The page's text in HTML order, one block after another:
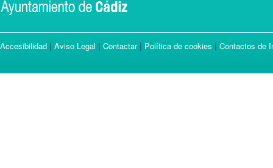
Accesibilidad | Aviso Legal | Contactar| Política de cookies | Contactos de